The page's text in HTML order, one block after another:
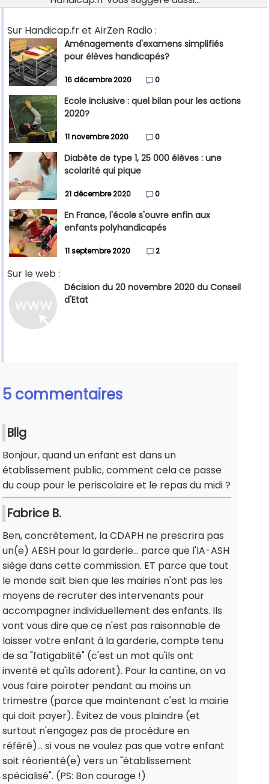
Sur Handicap.fr et AirZen Radio :
Aménagements d'examens simplifiés
pour élèves handicapés?
16 décembre 2020 0
Ecole inclusive : quel bilan pour les actions
2020?
11 novembre 2020 0
Diabète de type 1, 25 000 élèves : une
scolarité qui pique
21 décembre 2020 0
En France, l'école s'ouvre enfin aux
enfants polyhandicapés
11 septembre 2020 2
Sur le web :
Décision du 20 novembre 2020 du Conseil
d'Etat
5 commentaires
Bllg
Bonjour, quand un enfant est dans un
établissement public, comment cela ce passe
du coup pour le periscolaire et le repas du midi ?
Fabrice B.
Ben, concrètement, la CDAPH ne prescrira pas
un(e) AESH pour la garderie... parce que l'IA-ASH
siège dans cette commission. ET parce que tout
le monde sait bien que les mairies n'ont pas les
moyens de recruter des intervenants pour
accompagner individuellement des enfants. Ils
vont vous dire que ce n'est pas raisonnable de
laisser votre enfant à la garderie, compte tenu
de sa "fatigablité" (c'est un mot qu'ils ont
inventé et qu'ils adorent). Pour la cantine, on va
vous faire poiroter pendant au moins un
trimestre (parce que maintenant c'est la mairie
qui doit payer). Évitez de vous plaindre (et
surtout n'engagez pas de procédure en
référé)... si vous ne voulez pas que votre enfant
soit réorienté(e) vers un "établissement
spécialisé". (PS: Bon courage !)